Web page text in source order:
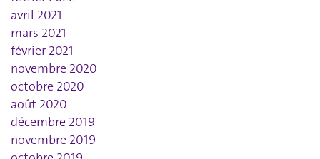
avril 2021
mars 2021
février 2021
novembre 2020
octobre 2020
août 2020
décembre 2019
novembre 2019